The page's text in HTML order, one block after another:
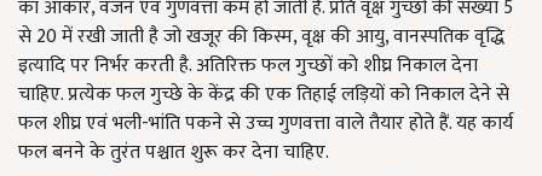
का आकार, वजन एवं गुणवत्ता कम हो जाती है. प्रति वृक्ष गुच्छों की संख्या 5
से 20 में रखी जाती है जो खजूर की किस्म, वृक्ष की आयु, वानस्पतिक वृद्धि
इत्यादि पर निर्भर करती है. अतिरिक्त फल गुच्छों को शीघ्र निकाल देना
चाहिए. प्रत्येक फल गुच्छे के केंद्र की एक तिहाई लड़ियों को निकाल देने से
फल शीघ्र एवं भली-भांति पकने से उच्च गुणवत्ता वाले तैयार होते हैं. यह कार्य
फल बनने के तुरंत पश्चात शुरू कर देना चाहिए.